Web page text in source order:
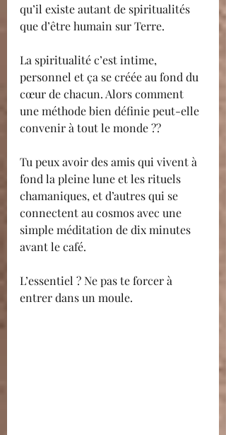
qu’il existe autant de spiritualités
que d’être humain sur Terre.
La spiritualité c’est intime,
personnel et ça se créée au fond du
cœur de chacun. Alors comment
une méthode bien définie peut-elle
convenir à tout le monde ??
Tu peux avoir des amis qui vivent à
fond la pleine lune et les rituels
chamaniques, et d’autres qui se
connectent au cosmos avec une
simple méditation de dix minutes
avant le café.
L’essentiel ? Ne pas te forcer à
entrer dans un moule.